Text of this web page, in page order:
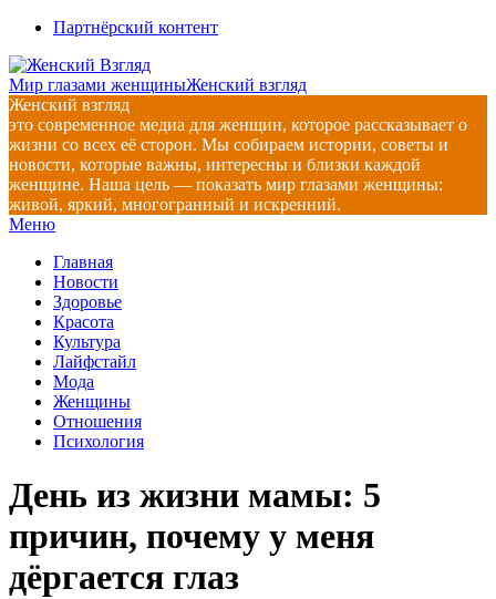
Перейти
содержимому
Партнёрский контент
Мир глазами женщиныЖенский взгляд
Женский взгляд
это современное медиа для женщин, которое рассказывает о
жизни со всех её сторон. Мы собираем истории, советы и
новости, которые важны, интересны и близки каждой
женщине. Наша цель — показать мир глазами женщины:
живой, яркий, многогранный и искренний.
Главное
меню
Меню
Главная
Новости
Здоровье
Красота
Культура
Лайфстайл
Мода
Женщины
Отношения
Психология
День из жизни мамы: 5
причин, почему у меня
дёргается глаз